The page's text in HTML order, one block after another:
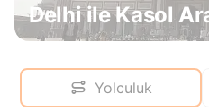
Delhi ile Kasol
Yolculuk